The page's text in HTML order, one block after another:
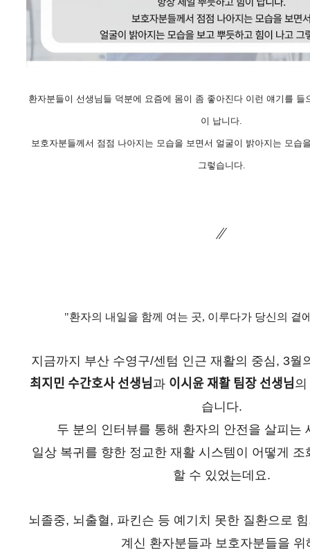
환자분들이 선생님들 덕분에 요즘에 몸이 좀 좋아진다 이런 얘기를 들
이 납니다.
보호자분들께서 점점 나아지는 모습을 보면서 얼굴이 밝아지는 모습
그렇습니다.
⁄⁄
"환자의 내일을 함께 여는 곳, 이루다가 당신의 곁
지금까지 부산 수영구/센텀 인근 재활의 중심, 3월
최지민 수간호사 선생님 과 이시윤 재활 팀장 선생님
습니다.
두 분의 인터뷰를 통해 환자의 안전을 살피는
일상 복귀를 향한 정교한 재활 시스템이 어떻게 조
할 수 있었는데요.
뇌졸중, 뇌출혈, 파킨슨 등 예기치 못한 질환으로
계신 환자분들과 보호자분들을 위